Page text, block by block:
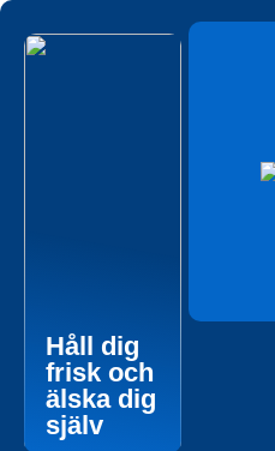
Håll dig
frisk och
älska dig
själv